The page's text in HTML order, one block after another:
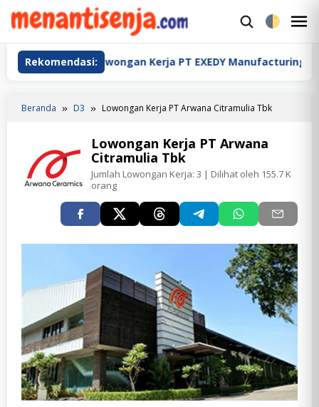
Rekomendasi:
Lowongan Kerja PT EXEDY Manufacturing
Beranda D3 Lowongan Kerja PT Arwana Citramulia Tbk
Lowongan Kerja PT Arwana
Citramulia Tbk
Jumlah Lowongan Kerja: 3 | Dilihat oleh 155.7 K
orang